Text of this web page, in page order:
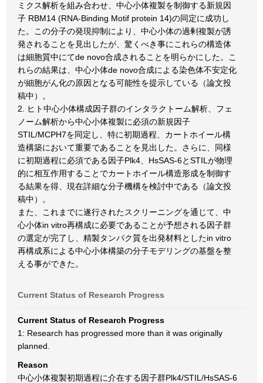
ミクス解析を組み合わせ、中心小体複製を制御する新規因
子 RBM14 (RNA-Binding Motif protein 14)の同定に成功し
た。この分子の発現抑制により、中心小体の過剰複製が誘
発されることを見出したが、驚くべき事にこれらの構造体
は細胞質中にてde novo合成されることを明らかにした。こ
れらの結果は、中心小体de novo合成による染色体不安定化
が細胞がん化の原因となる可能性を提示している（論文投
稿中）。
2. ヒト中心小体構成因子群のインタラクトーム解析、フェ
ノーム解析から中心小体複製に必須の新規因子
STIL/MCPH7を同定し、特に初期過程、カートホイール構
造構築において重要であることを見出した。さらに、同様
に初期過程に必須である因子Plk4、HsSAS-6とSTILが物理
的に相互作用することでカートホイール構造形成を制御す
る結果を得、現在詳細な分子機構を検討中である（論文投
稿中）。
また、これまでに遂行されたスクリーニングを通じて、中
心小体in vitro再構成に必要であることが予想される因子群
の選定が完了し、精製タンパク質を出発材料としたin vitro
再構成系による中心小体構築の分子モデリングの基盤を整
える事ができた。
Current Status of Research Progress
Current Status of Research Progress
1: Research has progressed more than it was originally
planned.
Reason
中心小体複製初期過程に介在する因子群Plk4/STIL/HsSAS-6